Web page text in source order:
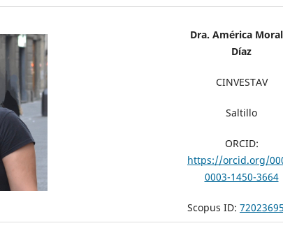
Dra. América
Díaz
CINVESTAV
Saltillo
ORCID:
https://orcid.org/
0003-1450-3664
Scopus ID: